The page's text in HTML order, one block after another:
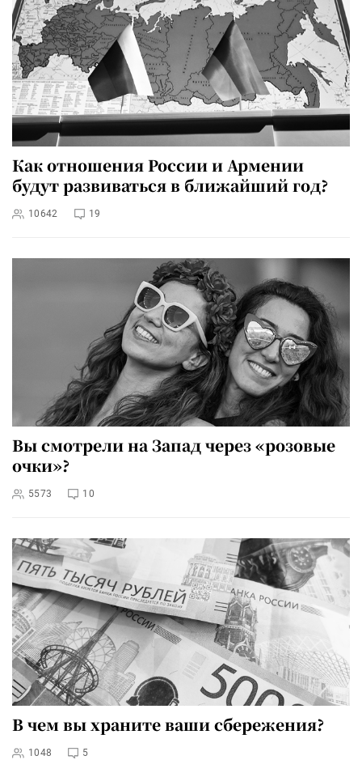
Как отношения России и Армении
будут развиваться в ближайший год?
10642 19
Вы смотрели на Запад через «розовые
очки»?
5573 10
В чем вы храните ваши сбережения?
1048 5